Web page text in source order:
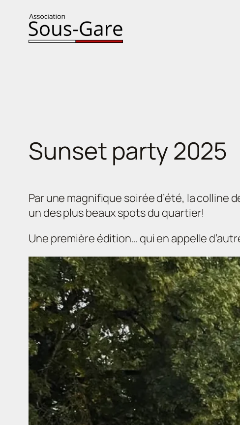
contenu
Sunset party 2025
Par une magnifique soirée d’été, la colline
un des plus beaux spots du quartier!
Une première édition… qui en appelle